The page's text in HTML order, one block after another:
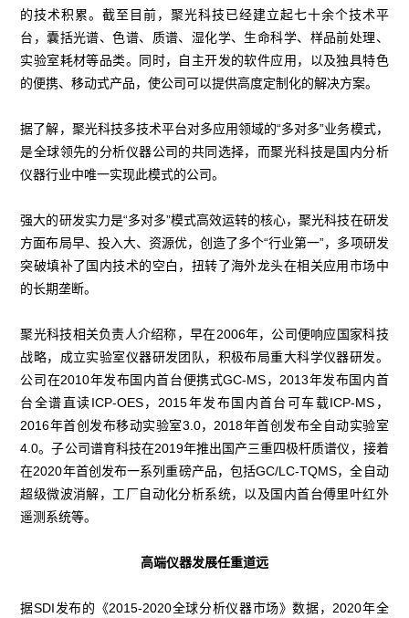
的技术积累。截至目前，聚光科技已经建立起七十余个技术平
台，囊括光谱、色谱、质谱、湿化学、生命科学、样品前处理、
实验室耗材等品类。同时，自主开发的软件应用，以及独具特色
的便携、移动式产品，使公司可以提供高度定制化的解决方案。
据了解，聚光科技多技术平台对多应用领域的“多对多”业务模式，
是全球领先的分析仪器公司的共同选择，而聚光科技是国内分析
仪器行业中唯一实现此模式的公司。
强大的研发实力是“多对多”模式高效运转的核心，聚光科技在研发
方面布局早、投入大、资源优，创造了多个“行业第一”，多项研发
突破填补了国内技术的空白，扭转了海外龙头在相关应用市场中
的长期垄断。
聚光科技相关负责人介绍称，早在2006年，公司便响应国家科技
战略，成立实验室仪器研发团队，积极布局重大科学仪器研发。
公司在2010年发布国内首台便携式GC-MS，2013年发布国内首
台全谱直读ICP-OES，2015年发布国内首台可车载ICP-MS，
2016年首创发布移动实验室3.0，2018年首创发布全自动实验室
4.0。子公司谱育科技在2019年推出国产三重四极杆质谱仪，接着
在2020年首创发布一系列重磅产品，包括GC/LC-TQMS，全自动
超级微波消解，工厂自动化分析系统，以及国内首台傅里叶红外
遥测系统等。
高端仪器发展任重道远
据SDI发布的《2015-2020全球分析仪器市场》数据，2020年全